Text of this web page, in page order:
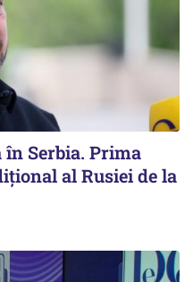
Serbia. Prima
al Rusiei de la